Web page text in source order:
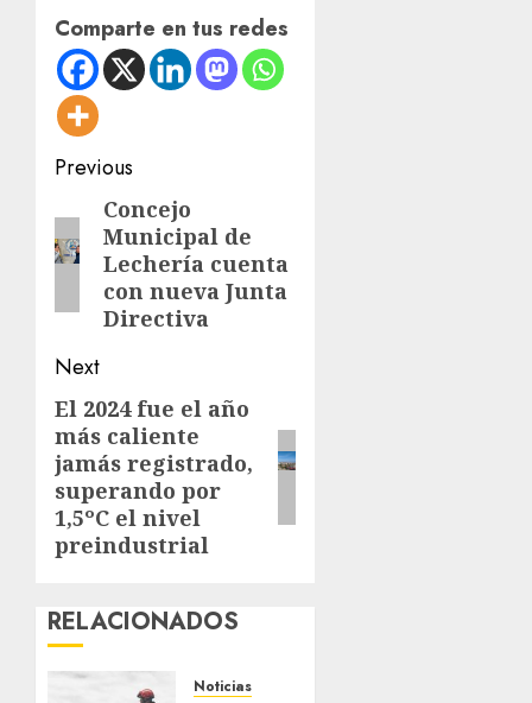
Comparte en tus redes
Post
navigation
Previous
Previous
post:
Concejo
Municipal de
Lechería cuenta
con nueva Junta
Directiva
Next
Next
post:
El 2024 fue el año
más caliente
jamás registrado,
superando por
1,5ºC el nivel
preindustrial
RELACIONADOS
Noticias